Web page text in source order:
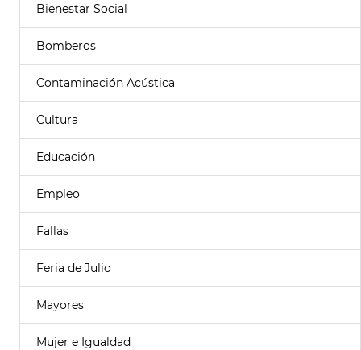
Bienestar Social
Bomberos
Contaminación Acústica
Cultura
Educación
Empleo
Fallas
Feria de Julio
Mayores
Mujer e Igualdad